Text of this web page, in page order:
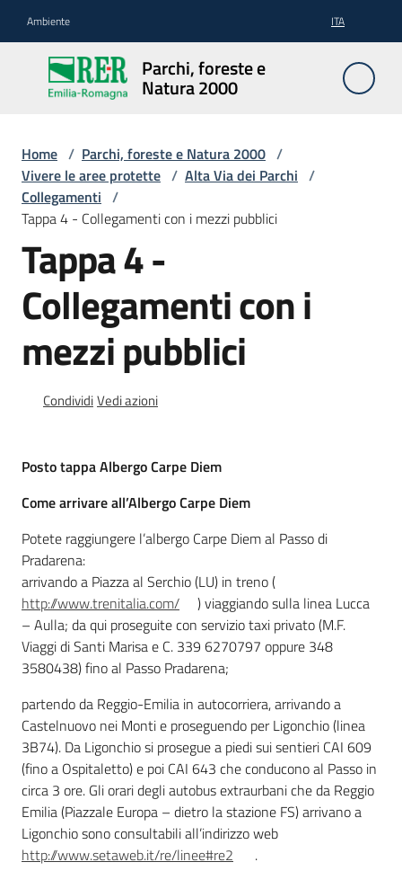
Ambiente ITA
Parchi, foreste e
Natura 2000
Parchi,
foreste
e
2000
Aree
Protette
Rete
Natura
2000
Biodiversità
Consultazione
su
Home / Parchi, foreste e Natura 2000 /
Vivere le aree protette / Alta Via dei Parchi /
Collegamenti /
Tappa 4 - Collegamenti con i mezzi pubblici
Tappa 4 -
Collegamenti con i
mezzi pubblici
CondividiVedi azioni
Posto tappa Albergo Carpe Diem
Come arrivare all’Albergo Carpe Diem
Potete raggiungere l’albergo Carpe Diem al Passo di
Pradarena:
arrivando a Piazza al Serchio (LU) in treno (
http://www.trenitalia.com/
) viaggiando sulla linea Lucca
– Aulla; da qui proseguite con servizio taxi privato (M.F.
Viaggi di Santi Marisa e C. 339 6270797 oppure 348
3580438) fino al Passo Pradarena;
partendo da Reggio-Emilia in autocorriera, arrivando a
Castelnuovo nei Monti e proseguendo per Ligonchio (linea
3B74). Da Ligonchio si prosegue a piedi sui sentieri CAI 609
(fino a Ospitaletto) e poi CAI 643 che conducono al Passo in
circa 3 ore. Gli orari degli autobus extraurbani che da Reggio
Emilia (Piazzale Europa – dietro la stazione FS) arrivano a
Ligonchio sono consultabili all’indirizzo web
http://www.setaweb.it/re/linee#re2
.